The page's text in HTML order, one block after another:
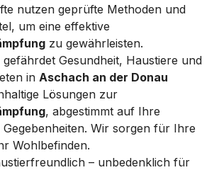
nutzen geprüfte Methoden und
um eine effektive
zu gewährleisten.
Gesundheit, Haustiere und
in Aschach an der Donau
Lösungen zur
, abgestimmt auf Ihre
Wir sorgen für Ihre
Wohlbefinden.
– unbedenklich für